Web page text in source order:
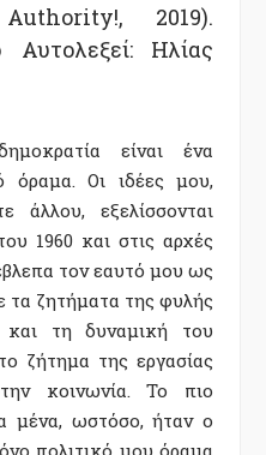
2019).
Ηλίας
είναι ένα
όραμα. Οι ιδέες μου,
άλλου, εξελίσσονται
1960 και στις αρχές
τον εαυτό μου ως
τα ζητήματα της φυλής
τη δυναμική του
ζήτημα της εργασίας
κοινωνία. Το πιο
μένα, ωστόσο, ήταν ο
πολιτικό μου όραμα